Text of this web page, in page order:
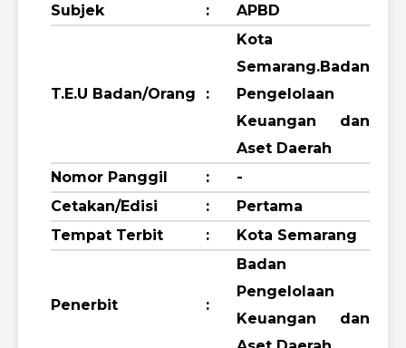
Subjek
: APBD
T.E.U Badan/Orang :
Kota
Semarang.Badan
Pengelolaan
Keuangan dan
Aset Daerah
Nomor Panggil
:
-
Cetakan/Edisi
:
Pertama
Tempat Terbit
: Kota Semarang
Penerbit :
Badan
Pengelolaan
Keuangan dan